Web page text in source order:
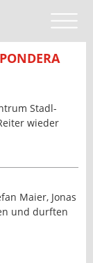
Stadl-
wieder
Maier, Jonas
und durften